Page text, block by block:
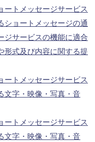
ートメッセージサービス
ショートメッセージの通
ジサービスの機能に適合
形式及び内容に関する提
ートメッセージサービス
文字・映像・写真・音
ートメッセージサービス
文字・映像・写真・音